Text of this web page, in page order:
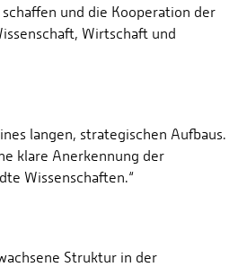
und die Kooperation der
Wirtschaft und
langen, strategischen Aufbaus.
klare Anerkennung der
Wissenschaften.“
Struktur in der